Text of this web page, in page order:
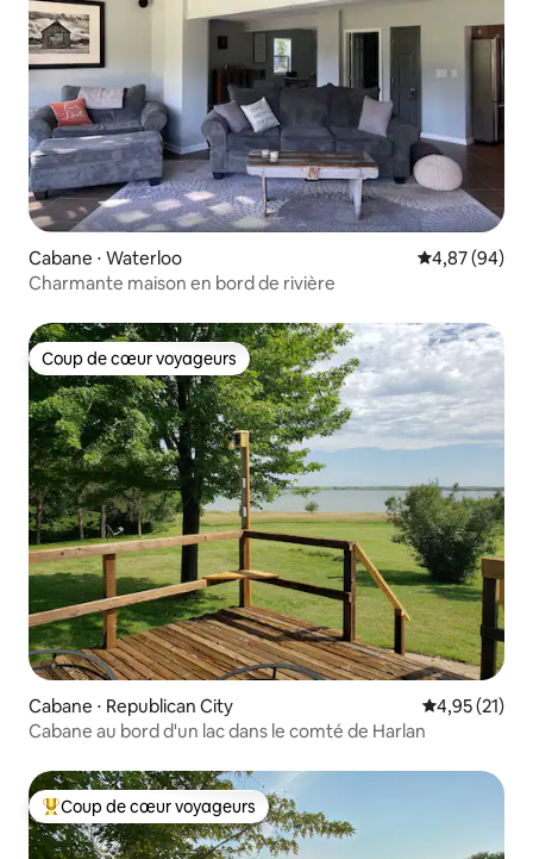
Cabane ⋅ Waterloo Évaluation
4,87 (94)
Charmante maison en bord de rivière
Coup de cœur voyageurs
Coup de cœur voyageurs
Cabane ⋅ Republican City Évaluation
4,95 (21)
Cabane au bord d'un lac dans le comté de Harlan
Coups de cœur voyageurs les plus appréciés
Coup de cœur voyageurs